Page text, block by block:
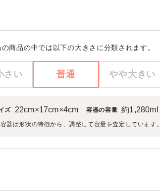
商品の中では以下の大きさに分類されます。
さい 普通 やや大きい
ズ 22cm×17cm×4cm 容器の容量 約1,280ml
器は形状の特徴から、調整して容量を査定しています。